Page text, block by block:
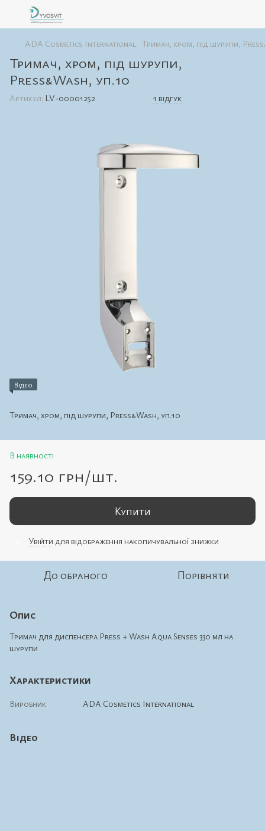
ADA Cosmetics International Тримач, хром, під шурупи,
Тримач, хром, під шурупи,
Press&Wash, уп.10
Артикул: LV-00001252 1 відгук
Відео
Тримач, хром, під шурупи, Press&Wash, уп.10
В наявності
159.10 грн/шт.
Купити
Увійти для відображення накопичувальної знижки
До обраного Порівняти
Опис
Тримач для диспенсера Press + Wash Aqua Senses 330 мл на
шурупи
Характеристики
Виробник ADA Cosmetics International
Відео